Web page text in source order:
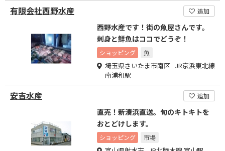
有限会社西野水産 追加
西野水産です！街の魚屋さんです。
刺身と鮮魚はココでどうぞ！
ショッピング 魚
埼玉県さいたま市南区 JR京浜東北線
南浦和駅
安吉水産 追加
直売！新湊浜直送。旬のキトキトを
おとどけします。
ショッピング 市場